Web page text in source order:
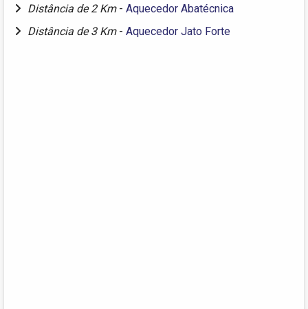
Distância de 2 Km - Aquecedor Abatécnica
Distância de 3 Km - Aquecedor Jato Forte